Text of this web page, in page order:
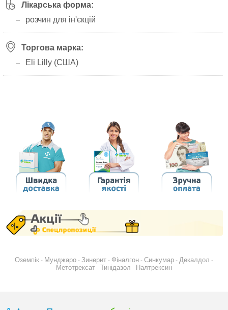
Лікарська форма:
розчин для ін'єкцій
Торгова марка:
Eli Lilly (США)
Оземпік - Мунджаро - Зинерит - Фіналгон - Синкумар - Декалдол -
Метотрексат - Тинідазол - Налтрексин